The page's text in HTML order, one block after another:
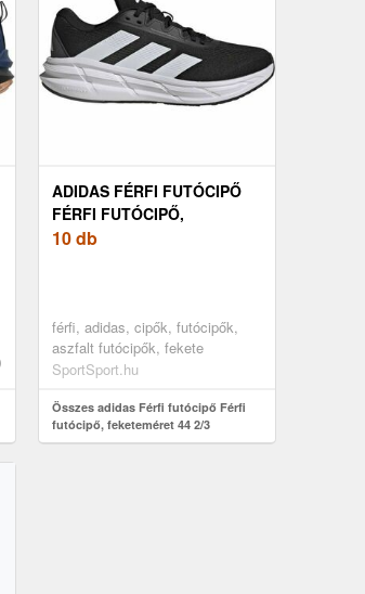
ADIDAS FÉRFI FUTÓCIPŐ
FÉRFI FUTÓCIPŐ,
FEKETEMÉRET 44 2/3
10 db
férfi, adidas, cipők, futócipők,
aszfalt futócipők, fekete
SportSport.hu
Összes adidas Férfi futócipő Férfi
futócipő, feketeméret 44 2/3